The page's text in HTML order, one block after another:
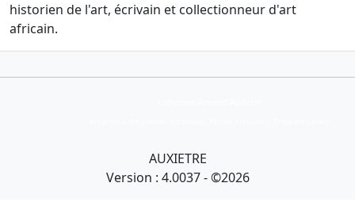
historien de l'art, écrivain et collectionneur d'art
africain.
AUXIETRE
Version : 4.0037 - ©2026